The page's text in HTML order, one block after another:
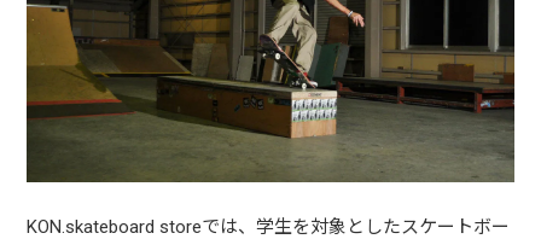
KON.skateboard storeでは、学生を対象としたスケートボー